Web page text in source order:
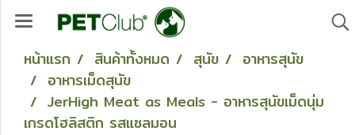
หน้าแรก สินค้าทั้งหมด สุนัข
อาหารสุนัข
อาหารเม็ดสุนัข
JerHigh Meat as Meals - อาหารสุนัขเม็ดนุ่ม
เกรดโฮลิสติก รสแซลมอน